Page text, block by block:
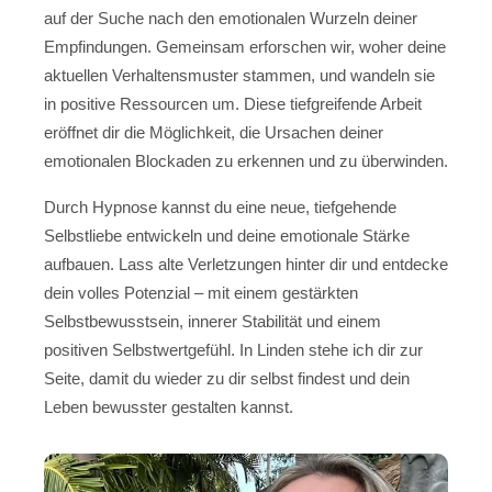
auf der Suche nach den emotionalen Wurzeln deiner
Empfindungen. Gemeinsam erforschen wir, woher deine
aktuellen Verhaltensmuster stammen, und wandeln sie
in positive Ressourcen um. Diese tiefgreifende Arbeit
eröffnet dir die Möglichkeit, die Ursachen deiner
emotionalen Blockaden zu erkennen und zu überwinden.
Durch Hypnose kannst du eine neue, tiefgehende
Selbstliebe entwickeln und deine emotionale Stärke
aufbauen. Lass alte Verletzungen hinter dir und entdecke
dein volles Potenzial – mit einem gestärkten
Selbstbewusstsein, innerer Stabilität und einem
positiven Selbstwertgefühl. In Linden stehe ich dir zur
Seite, damit du wieder zu dir selbst findest und dein
Leben bewusster gestalten kannst.